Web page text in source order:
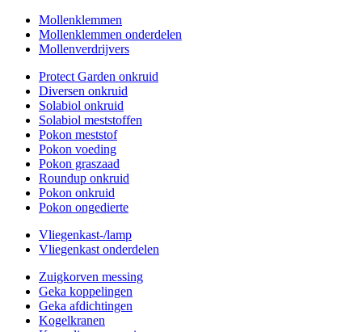
Mollenklemmen
Mollenklemmen onderdelen
Mollenverdrijvers
Protect Garden onkruid
Diversen onkruid
Solabiol onkruid
Solabiol meststoffen
Pokon meststof
Pokon voeding
Pokon graszaad
Roundup onkruid
Pokon onkruid
Pokon ongedierte
Vliegenkast-/lamp
Vliegenkast onderdelen
Zuigkorven messing
Geka koppelingen
Geka afdichtingen
Kogelkranen